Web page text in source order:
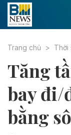
Trang chủ Thời
Tăng
bay đi/
bằng